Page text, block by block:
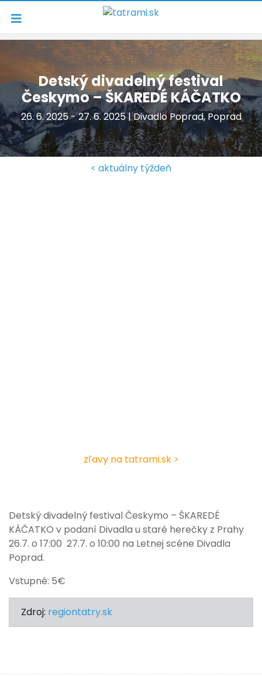
Navigácia
Detský divadelný festival
Českymo – ŠKAREDÉ KÁČATKO
26. 6. 2025 - 27. 6. 2025 | Divadlo Poprad, Poprad
< aktuálny týždeň
zľavy na tatrami.sk >
Detský divadelný festival Českymo – ŠKAREDÉ
KÁČATKO v podaní Divadla u staré herečky z Prahy
26.7. o 17:00 27.7. o 10:00 na Letnej scéne Divadla
Poprad.
Vstupné: 5€
Zdroj: regiontatry.sk